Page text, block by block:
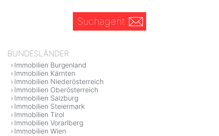
Suchagent
BUNDESLÄNDER
Immobilien Burgenland
Immobilien Kärnten
Immobilien Niederösterreich
Immobilien Oberösterreich
Immobilien Salzburg
Immobilien Steiermark
Immobilien Tirol
Immobilien Vorarlberg
Immobilien Wien